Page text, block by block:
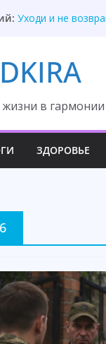
Все смеялись,
Муж велел мне
Ты здесь
в
ЗДОРОВЬЕ